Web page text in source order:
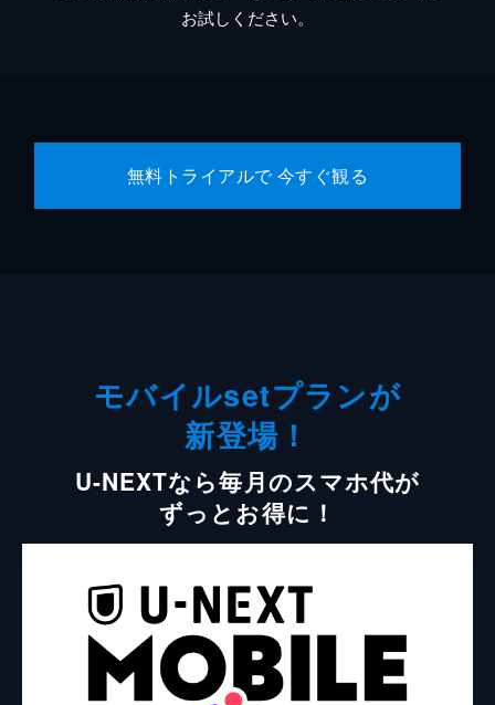
お試しください。
無料トライアルで 今すぐ観る
モバイルsetプランが
新登場！
U-NEXTなら毎月のスマホ代が
ずっとお得に！